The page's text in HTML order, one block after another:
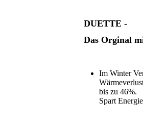
DUETTE -
Das Orginal
Im Winter
bis
Spart